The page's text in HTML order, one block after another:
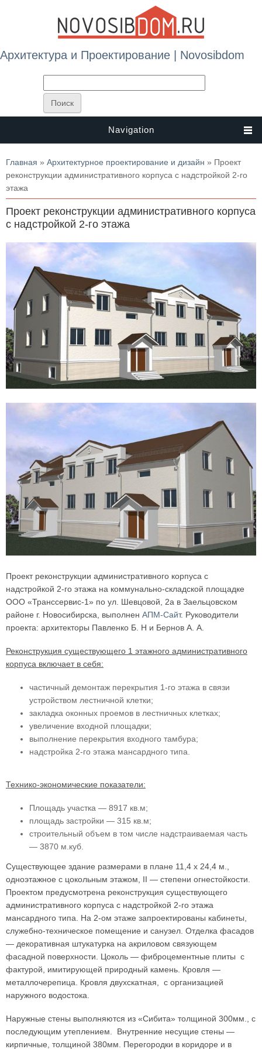
Архитектура и Проектирование | Novosibdom
Navigation
Вы здесь
Главная » Архитектурное проектирование и дизайн » Проект
реконструкции административного корпуса с надстройкой 2-го
этажа
Проект реконструкции административного корпуса
с надстройкой 2-го этажа
Проект реконструкции административного корпуса с
надстройкой 2-го этажа на коммунально-складской площадке
ООО «Транссервис-1» по ул. Шевцовой, 2а в Заельцовском
районе г. Новосибирска, выполнен АПМ-Сайт. Руководители
проекта: архитекторы Павленко Б. Н и Бернов А. А.
Реконструкция существующего 1 этажного административного
корпуса включает в себя:
частичный демонтаж перекрытия 1-го этажа в связи
устройством лестничной клетки;
закладка оконных проемов в лестничных клетках;
увеличение входной площадки;
выполнение перекрытия входного тамбура;
надстройка 2-го этажа мансардного типа.
Технико-экономические показатели:
Площадь участка — 8917 кв.м;
площадь застройки — 315 кв.м;
строительный объем в том числе надстраиваемая часть
— 3870 м.куб.
Существующее здание размерами в плане 11,4 х 24,4 м.,
одноэтажное с цокольным этажом, II — степени огнестойкости.
Проектом предусмотрена реконструкция существующего
административного корпуса с надстройкой 2-го этажа
мансардного типа. На 2-ом этаже запроектированы кабинеты,
служебно-техническое помещение и санузел. Отделка фасадов
— декоративная штукатурка на акриловом связующем
фасадной поверхности. Цоколь — фиброцементные плиты с
фактурой, имитирующей природный камень. Кровля —
металлочерепица. Кровля двухскатная, с организацией
наружного водостока.
Наружные стены выполняются из «Сибита» толщиной 300мм., с
последующим утеплением. Внутренние несущие стены —
кирпичные, толщиной 380мм. Перегородки в коридоре и в